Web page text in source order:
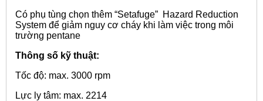
Có phụ tùng chọn thêm “Setafuge” Hazard Reduction
System để giảm nguy cơ cháy khi làm việc trong môi
trường pentane
Thông số kỹ thuật:
Tốc độ: max. 3000 rpm
Lực ly tâm: max. 2214